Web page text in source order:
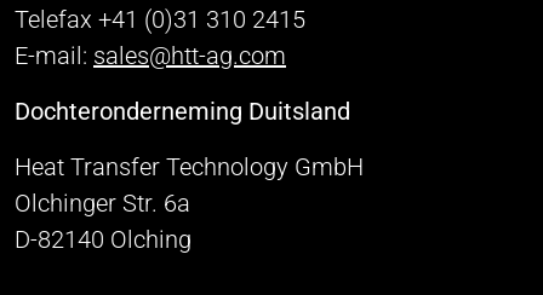
Telefax +41 (0)31 310 2415
E-mail: sales@htt-ag.com
Dochteronderneming Duitsland
Heat Transfer Technology GmbH
Olchinger Str. 6a
D-82140 Olching